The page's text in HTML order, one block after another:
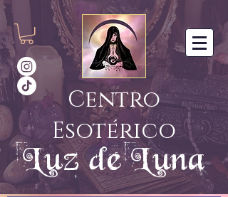
Centro
Esotérico
Luz de Luna